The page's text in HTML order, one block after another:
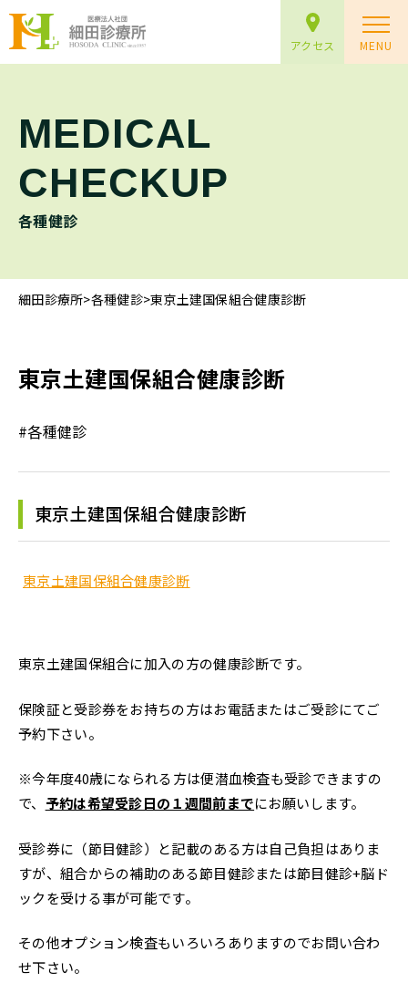
アクセス MENU
MEDICAL
CHECKUP
各種健診
細田診療所>各種健診>東京土建国保組合健康診断
東京土建国保組合健康診断
#各種健診
東京土建国保組合健康診断
東京土建国保組合健康診断
東京土建国保組合に加入の方の健康診断です。
保険証と受診券をお持ちの方はお電話またはご受診にてご
予約下さい。
※今年度40歳になられる方は便潜血検査も受診できますの
で、 予約は希望受診日の１週間前までにお願いします。
受診券に（節目健診）と記載のある方は自己負担はありま
すが、組合からの補助のある節目健診または節目健診+脳ド
ックを受ける事が可能です。
その他オプション検査もいろいろありますのでお問い合わ
せ下さい。